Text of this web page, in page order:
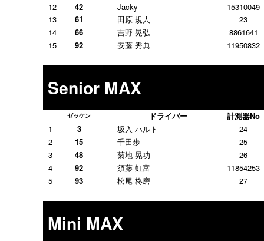
12
42 Jacky
15310049
13
61 田原 規人
23
14
66 吉野 晃弘
8861641
15
92 安藤 秀典 11950832
Senior MAX
ゼッケン ドライバー
計測器No
1
3 坂入 ハルト
24
2
15 千田歩
25
3
48 菊地 晃功
26
4
92 須藤 虹富
11854253
5
93 松尾 柊磨 27
Mini MAX